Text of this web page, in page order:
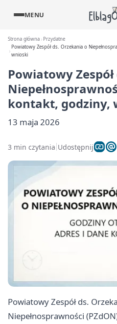
MENU
Strona główna
Przydatne
Powiatowy Zespół ds. Orzekania o
wnioski
Powiatowy
kontakt, godziny,
13 maja 2026
3 min czytania Udostępnij
Powiatowy Zespół ds.
Niepełnosprawności